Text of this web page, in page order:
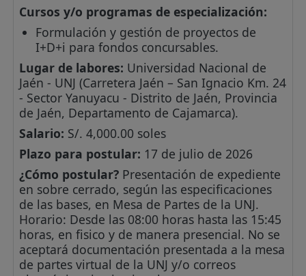
Cursos y/o programas de especialización:
Formulación y gestión de proyectos de
I+D+i para fondos concursables.
Lugar de labores: Universidad Nacional de
Jaén - UNJ (Carretera Jaén – San Ignacio Km. 24
- Sector Yanuyacu - Distrito de Jaén, Provincia
de Jaén, Departamento de Cajamarca).
Salario: S/. 4,000.00 soles
Plazo para postular: 17 de julio de 2026
¿Cómo postular? Presentación de expediente
en sobre cerrado, según las especificaciones
de las bases, en Mesa de Partes de la UNJ.
Horario: Desde las 08:00 horas hasta las 15:45
horas, en fisico y de manera presencial. No se
aceptará documentación presentada a la mesa
de partes virtual de la UNJ y/o correos